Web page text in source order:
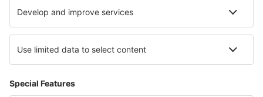
Hotels in Padjelanta National Park
Hotels in Nationalpark Măcin-Gebirge